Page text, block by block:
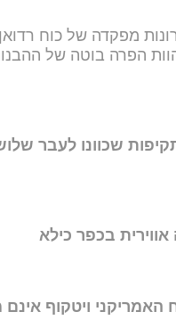
מפקדה של כוח
הפרה בוטה של
שכוונו לעבר
בכפר כילא
ויטקוף